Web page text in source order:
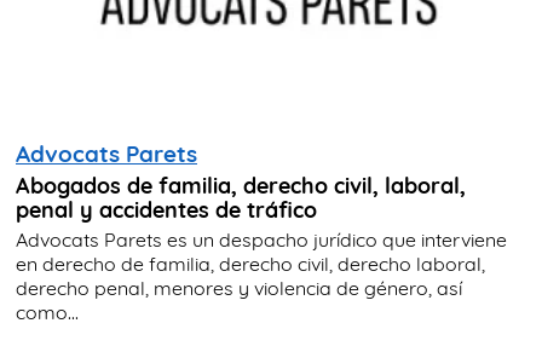
Advocats Parets
Abogados de familia, derecho civil, laboral,
penal y accidentes de tráfico
Advocats Parets es un despacho jurídico que interviene
en derecho de familia, derecho civil, derecho laboral,
derecho penal, menores y violencia de género, así
como...